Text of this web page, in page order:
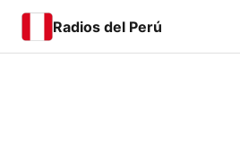
Radios del Perú